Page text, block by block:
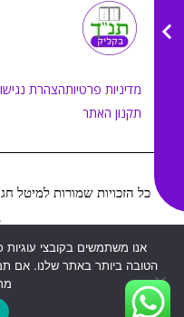
מדיניות פרטיותהצהרת
תקנון האתר
כל הזכויות שמורות למיטל
©נבנה ע”י
אנו משתמשים בקובצי עוגיות
הטובה ביותר באתר שלנו. אם